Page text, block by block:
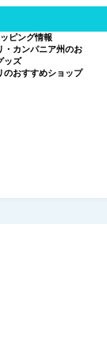
ピング情報
・カンパニア州のお
ッズ
のおすすめショップ